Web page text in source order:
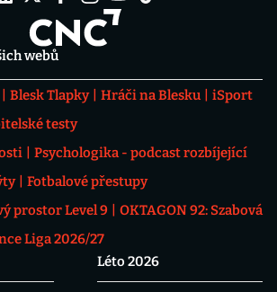
webů
Blesk Tlapky Hráči na Blesku
iSport
testy
Psychologika - podcast rozbíjející
Fotbalové přestupy
prostor Level 9
OKTAGON 92: Szabová
Liga 2026/27
Léto 2026